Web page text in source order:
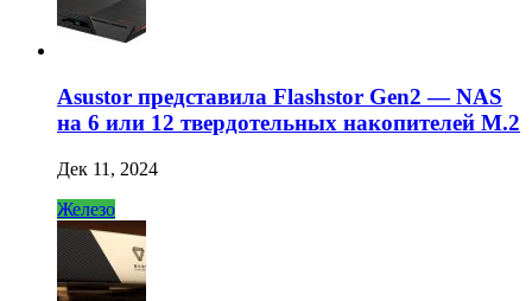
Asustor представила Flashstor Gen2 — NAS
на 6 или 12 твердотельных накопителей M.2
Дек 11, 2024
Железо